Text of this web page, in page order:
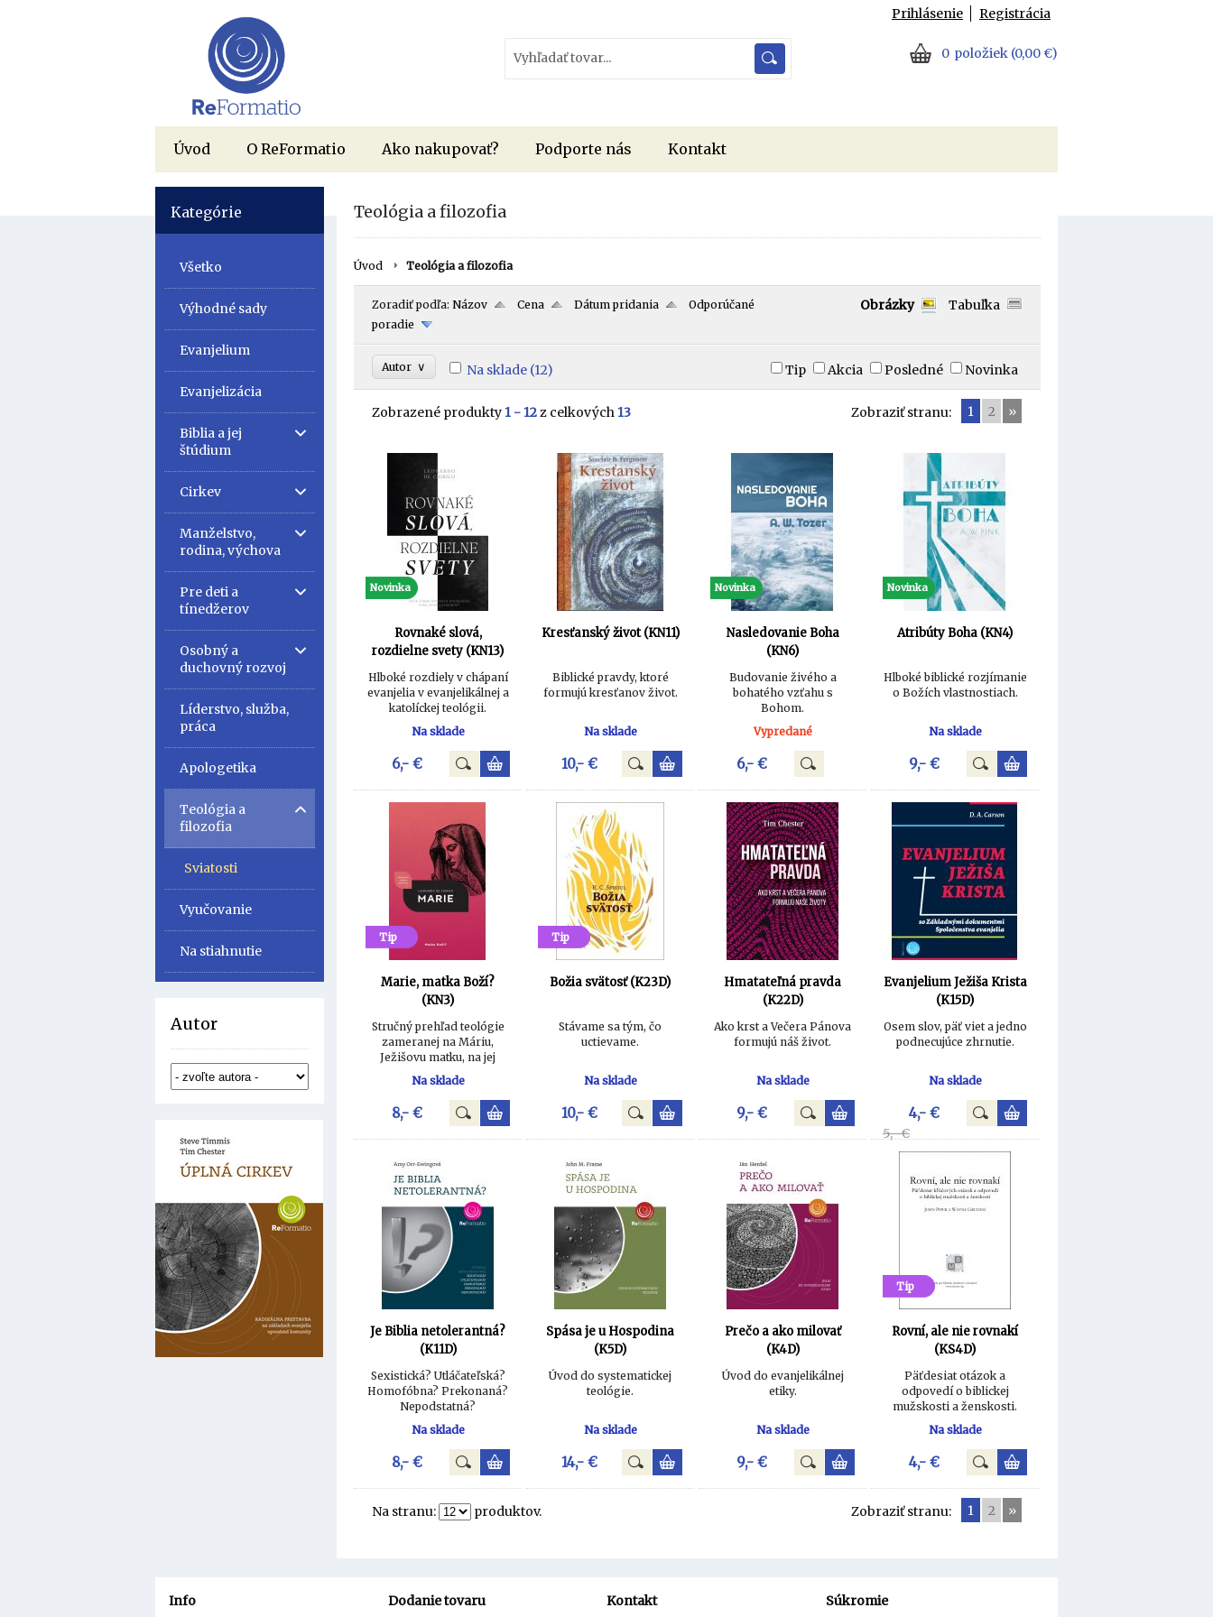
Prihlásenie Registrácia
0 položiek (0,00 €)
Úvod O ReFormatio Ako nakupovať? Podporte nás Kontakt
Kategórie
Všetko
Výhodné sady
Evanjelium
Evanjelizácia
Biblia a jej
štúdium
Cirkev
Manželstvo,
rodina, výchova
Pre deti a
tínedžerov
Osobný a
duchovný rozvoj
Líderstvo, služba,
práca
Apologetika
Teológia a
filozofia
Sviatosti
Vyučovanie
Na stiahnutie
Autor
Teológia a filozofia
Úvod Teológia a filozofia
Zoradiť podľa: Názov Cena Dátum pridania
Odporúčané
poradie
Obrázky Tabuľka
Autor ∨ Na sklade (12) Tip Akcia Posledné Novinka
Zobrazené produkty 1 - 12z celkových 13 Zobraziť stranu: 1 2 »
Novinka
Rovnaké slová,
rozdielne svety (KN13)
Hlboké rozdiely v chápaní
evanjelia v evanjelikálnej a
katolíckej teológii.
Na sklade
6,- €
Kresťanský život (KN11)
Biblické pravdy, ktoré
formujú kresťanov život.
Na sklade
10,- €
Novinka
Nasledovanie Boha
(KN6)
Budovanie živého a
bohatého vzťahu s
Bohom.
Vypredané
6,- €
Novinka
Atribúty Boha (KN4)
Hlboké biblické rozjímanie
o Božích vlastnostiach.
Na sklade
9,- €
Tip
Marie, matka Boží?
(KN3)
Stručný prehľad teológie
zameranej na Máriu,
Ježišovu matku, na jej
život, charakter a vplyv.
Na sklade
8,- €
Tip
Božia svätosť (K23D)
Stávame sa tým, čo
uctievame.
Na sklade
10,- €
Hmatateľná pravda
(K22D)
Ako krst a Večera Pánova
formujú náš život.
Na sklade
9,- €
Evanjelium Ježiša Krista
(K15D)
Osem slov, päť viet a jedno
podnecujúce zhrnutie.
Na sklade
4,- €
5,- €
Je Biblia netolerantná?
(K11D)
Sexistická? Utláčateľská?
Homofóbna? Prekonaná?
Nepodstatná?
Na sklade
8,- €
Spása je u Hospodina
(K5D)
Úvod do systematickej
teológie.
Na sklade
14,- €
Prečo a ako milovať
(K4D)
Úvod do evanjelikálnej
etiky.
Na sklade
9,- €
Tip
Rovní, ale nie rovnakí
(KS4D)
Päťdesiat otázok a
odpovedí o biblickej
mužskosti a ženskosti.
Na sklade
4,- €
Na stranu: produktov. Zobraziť stranu: 1 2 »
Info Dodanie tovaru Kontakt Súkromie